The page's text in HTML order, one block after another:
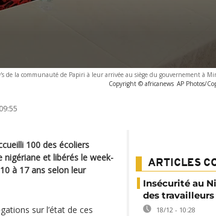
de la communauté de Papiri à leur arrivée au siège du gouvernement à
Copyright © africanews AP Photos/
100 des écoliers
nigériane et libérés le week-
à 17 ans selon leur
sur l’état de ces
ARTICLES
Insécurité au
des
18/12 - 10:28